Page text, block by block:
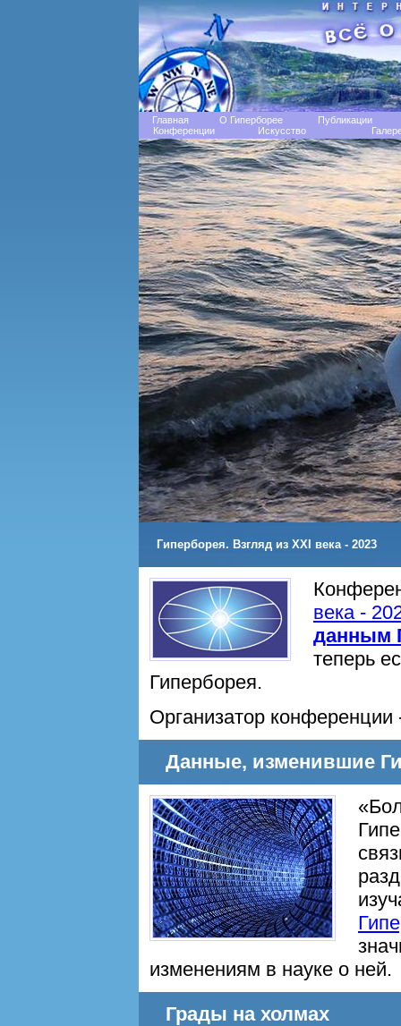
Главная О Гиперборее
Публикации
Конференции
Искусство
Гиперборея. Взгляд из XXI века - 2023
века -
данным
теперь
Гиперборея.
Организатор
Данные, изменившие
изменениям в науке о ней.
Грады на холмах